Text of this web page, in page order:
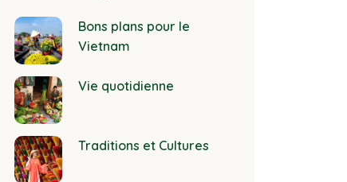
Bons plans pour le
Vietnam
Vie quotidienne
Traditions et Cultures